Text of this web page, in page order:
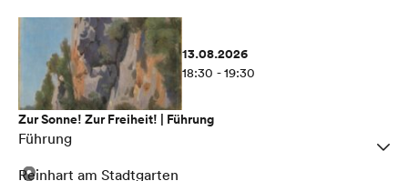
13.08.2026
18:30 - 19:30
Zur Sonne! Zur Freiheit! | Führung
Führung
Reinhart am Stadtgarten